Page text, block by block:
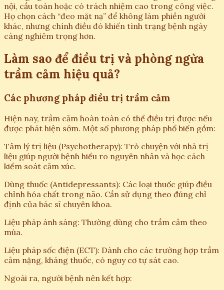
nội, cầu toàn hoặc có trách nhiệm cao trong công việc.
Họ chọn cách “đeo mặt nạ” để không làm phiền người
khác, nhưng chính điều đó khiến tình trạng bệnh ngày
càng nghiêm trọng hơn.
Làm sao để điều trị và phòng ngừa
trầm cảm hiệu quả?
Các phương pháp điều trị trầm cảm
Hiện nay, trầm cảm hoàn toàn có thể điều trị được nếu
được phát hiện sớm. Một số phương pháp phổ biến gồm:
Tâm lý trị liệu (Psychotherapy): Trò chuyện với nhà trị
liệu giúp người bệnh hiểu rõ nguyên nhân và học cách
kiểm soát cảm xúc.
Dùng thuốc (Antidepressants): Các loại thuốc giúp điều
chỉnh hóa chất trong não. Cần sử dụng theo đúng chỉ
định của bác sĩ chuyên khoa.
Liệu pháp ánh sáng: Thường dùng cho trầm cảm theo
mùa.
Liệu pháp sốc điện (ECT): Dành cho các trường hợp trầm
cảm nặng, kháng thuốc, có nguy cơ tự sát cao.
Ngoài ra, người bệnh nên kết hợp: